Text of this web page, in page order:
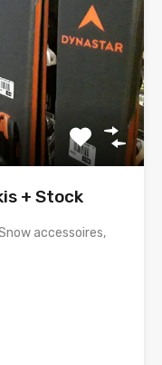
+ Stock
accessoires,